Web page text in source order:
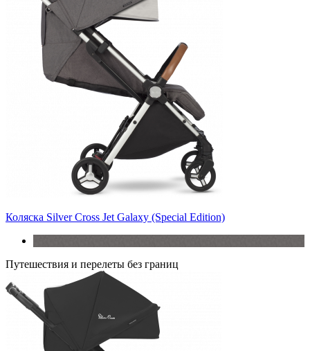
Коляска Silver Cross Jet Galaxy (Special Edition)
Путешествия и перелеты без границ